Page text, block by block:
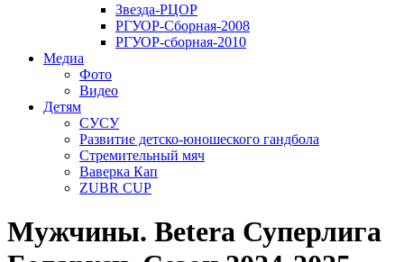
Звезда-РЦОР
РГУОР-Сборная-2008
РГУОР-сборная-2010
Медиа
Фото
Видео
Детям
СУСУ
Развитие детско-юношеского гандбола
Стремительный мяч
Ваверка Кап
ZUBR CUP
Мужчины. Betera Суперлига